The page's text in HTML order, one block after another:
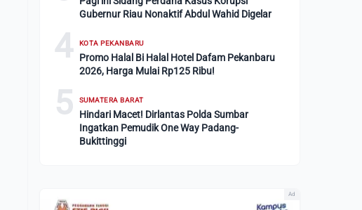
Gubernur Riau Nonaktif Abdul Wahid Digelar
4 KOTA PEKANBARU
Promo Halal Bi Halal Hotel Dafam Pekanbaru
2026, Harga Mulai Rp125 Ribu!
5 SUMATERA BARAT
Hindari Macet! Dirlantas Polda Sumbar
Ingatkan Pemudik One Way Padang-
Bukittinggi
Ad